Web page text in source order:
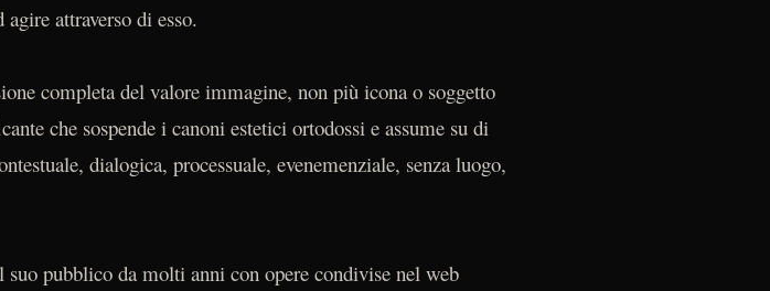
attraverso di esso.
completa del valore immagine, non più icona o soggetto
che sospende i canoni estetici ortodossi e assume su di
dialogica, processuale, evenemenziale, senza luogo,
pubblico da molti anni con opere condivise nel web